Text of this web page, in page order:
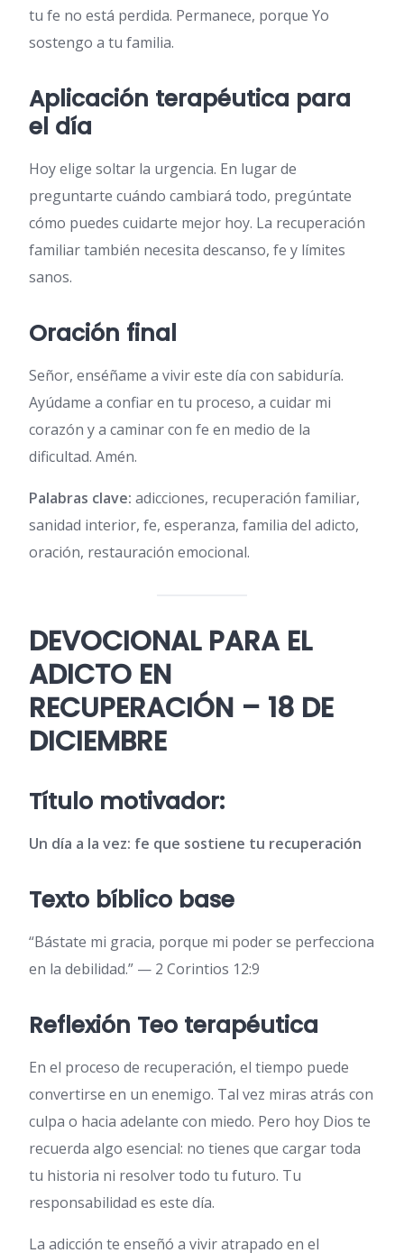
tu fe no está perdida. Permanece, porque Yo
sostengo a tu familia.
Aplicación terapéutica para
el día
Hoy elige soltar la urgencia. En lugar de
preguntarte cuándo cambiará todo, pregúntate
cómo puedes cuidarte mejor hoy. La recuperación
familiar también necesita descanso, fe y límites
sanos.
Oración final
Señor, enséñame a vivir este día con sabiduría.
Ayúdame a confiar en tu proceso, a cuidar mi
corazón y a caminar con fe en medio de la
dificultad. Amén.
Palabras clave: adicciones, recuperación familiar,
sanidad interior, fe, esperanza, familia del adicto,
oración, restauración emocional.
DEVOCIONAL PARA EL
ADICTO EN
RECUPERACIÓN – 18 DE
DICIEMBRE
Título motivador:
Un día a la vez: fe que sostiene tu recuperación
Texto bíblico base
“Bástate mi gracia, porque mi poder se perfecciona
en la debilidad.” — 2 Corintios 12:9
Reflexión Teo terapéutica
En el proceso de recuperación, el tiempo puede
convertirse en un enemigo. Tal vez miras atrás con
culpa o hacia adelante con miedo. Pero hoy Dios te
recuerda algo esencial: no tienes que cargar toda
tu historia ni resolver todo tu futuro. Tu
responsabilidad es este día.
La adicción te enseñó a vivir atrapado en el